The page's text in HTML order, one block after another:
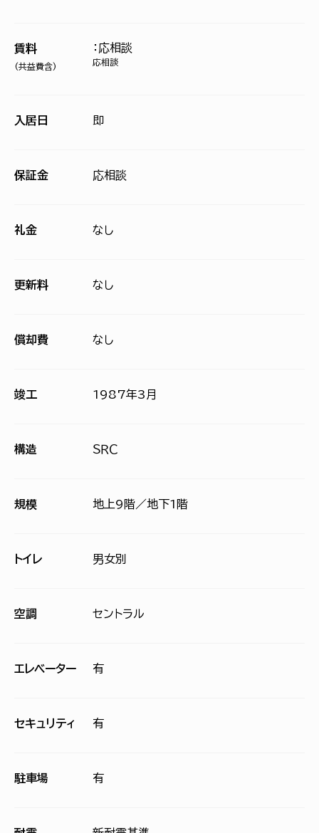
賃料
(共益費含)
：応相談
応相談
入居日 即
保証金 応相談
礼金 なし
更新料 なし
償却費 なし
竣工 1987年3月
構造 ＳＲＣ
規模 地上9階／地下1階
トイレ 男女別
空調 セントラル
エレベーター 有
セキュリティ 有
駐車場 有